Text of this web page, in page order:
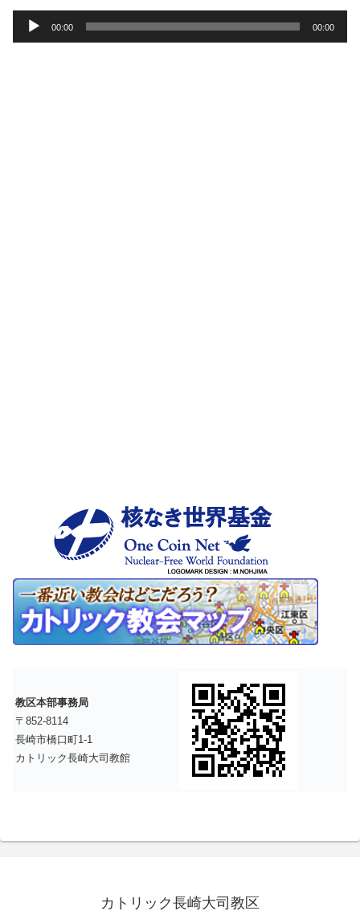
声
00:00 00:00
教区本部事務局
〒852-8114
長崎市橋口町1-1
カトリック長崎大司教館
カトリック長崎大司教区